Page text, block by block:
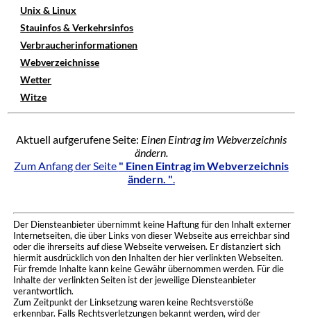
Unix & Linux
Stauinfos & Verkehrsinfos
Verbraucherinformationen
Webverzeichnisse
Wetter
Witze
Aktuell aufgerufene Seite: Einen Eintrag im Webverzeichnis
ändern.
Zum Anfang der Seite " Einen Eintrag im Webverzeichnis
ändern. ".
Der Diensteanbieter übernimmt keine Haftung für den Inhalt externer
Internetseiten, die über Links von dieser Webseite aus erreichbar sind
oder die ihrerseits auf diese Webseite verweisen. Er distanziert sich
hiermit ausdrücklich von den Inhalten der hier verlinkten Webseiten.
Für fremde Inhalte kann keine Gewähr übernommen werden. Für die
Inhalte der verlinkten Seiten ist der jeweilige Diensteanbieter
verantwortlich.
Zum Zeitpunkt der Linksetzung waren keine Rechtsverstöße
erkennbar. Falls Rechtsverletzungen bekannt werden, wird der